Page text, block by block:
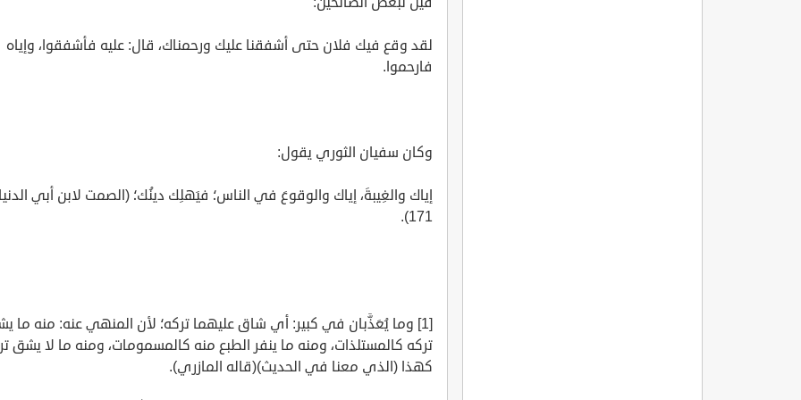
لقد وقع فيك فلان حتى أشفقنا عليك ورحمناك، قال: عليه فأشفقوا، وإياه
فارحموا.
وكان سفيان الثوري يقول:
إياك والغِيبةَ، إياك والوقوعَ في الناس؛ فيَهلِك دينُك؛ (الصمت لابن أبي
171).
[1] وما يُعَذَّبان في كبير: أي شاق عليهما تركه؛ لأن المنهي عنه: منه ما
تركه كالمستلذات، ومنه ما ينفر الطبع منه كالمسمومات، ومنه ما لا يشق
كهذا (الذي معنا في الحديث)(قاله المازري).